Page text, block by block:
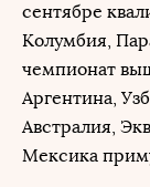
сентябре
Колумбия,
чемпионат
Аргентина,
Австралия,
Мексика